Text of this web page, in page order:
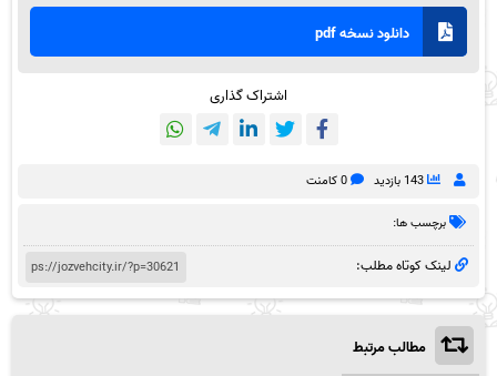
دانلود نسخه pdf
اشتراک گذاری
143 بازدید 0 کامنت
برچسب ها:
لینک کوتاه مطلب:
مطالب مرتبط